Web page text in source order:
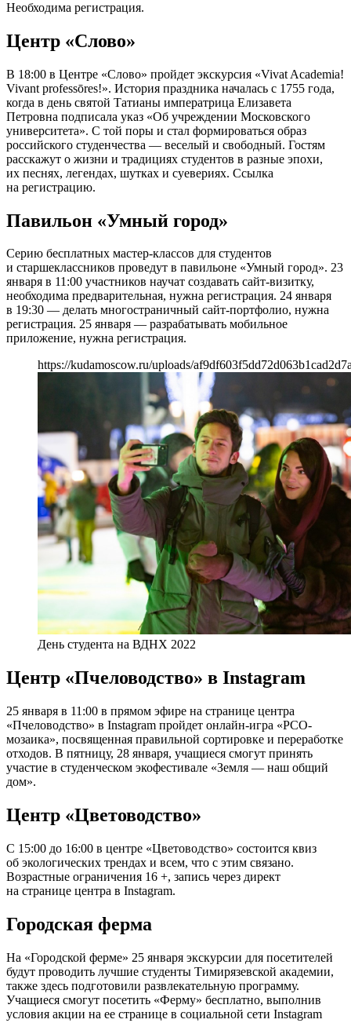
Необходима регистрация.
Центр «Слово»
В 18:00 в Центре «Слово» пройдет экскурсия «Vivat Academia!
Vivant professōres!». История праздника началась с 1755 года,
когда в день святой Татианы императрица Елизавета
Петровна подписала указ «Об учреждении Московского
университета». С той поры и стал формироваться образ
российского студенчества — веселый и свободный. Гостям
расскажут о жизни и традициях студентов в разные эпохи,
их песнях, легендах, шутках и суевериях. Ссылка
на регистрацию.
Павильон «Умный город»
Серию бесплатных мастер-классов для студентов
и старшеклассников проведут в павильоне «Умный город». 23
января в 11:00 участников научат создавать сайт-визитку,
необходима предварительная, нужна регистрация. 24 января
в 19:30 — делать многостраничный сайт-портфолио, нужна
регистрация. 25 января — разрабатывать мобильное
приложение, нужна регистрация.
https://kudamoscow.ru/uploads/
День студента на ВДНХ 2022
Центр «Пчеловодство» в Instagram
25 января в 11:00 в прямом эфире на странице центра
«Пчеловодство» в Instagram пройдет онлайн-игра «РСО-
мозаика», посвященная правильной сортировке и переработке
отходов. В пятницу, 28 января, учащиеся смогут принять
участие в студенческом экофестивале «Земля — наш общий
дом».
Центр «Цветоводство»
С 15:00 до 16:00 в центре «Цветоводство» состоится квиз
об экологических трендах и всем, что с этим связано.
Возрастные ограничения 16 +, запись через директ
на странице центра в Instagram.
Городская ферма
На «Городской ферме» 25 января экскурсии для посетителей
будут проводить лучшие студенты Тимирязевской академии,
также здесь подготовили развлекательную программу.
Учащиеся смогут посетить «Ферму» бесплатно, выполнив
условия акции на ее странице в социальной сети Instagram